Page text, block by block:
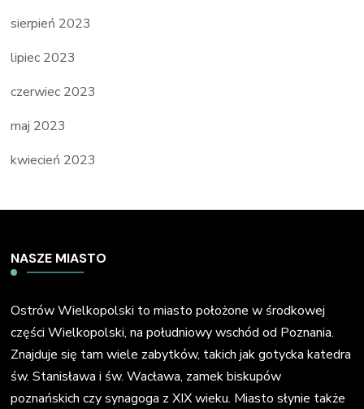
sierpień 2023
lipiec 2023
czerwiec 2023
maj 2023
kwiecień 2023
NASZE MIASTO
Ostrów Wielkopolski to miasto położone w środkowej
części Wielkopolski, na południowy wschód od Poznania.
Znajduje się tam wiele zabytków, takich jak gotycka katedra
św. Stanisława i św. Wacława, zamek biskupów
poznańskich czy synagoga z XIX wieku. Miasto słynie także